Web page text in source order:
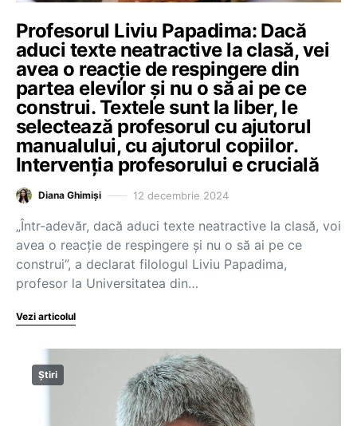
Profesorul Liviu Papadima: Dacă
aduci texte neatractive la clasă, vei
avea o reacție de respingere din
partea elevilor și nu o să ai pe ce
construi. Textele sunt la liber, le
selectează profesorul cu ajutorul
manualului, cu ajutorul copiilor.
Intervenția profesorului e crucială
Diana Ghimiși 12 decembrie 2024
„Într-adevăr, dacă aduci texte neatractive la clasă, voi
avea o reacție de respingere și nu o să ai pe ce
construi”, a declarat filologul Liviu Papadima,
profesor la Universitatea din…
Vezi articolul
Știri